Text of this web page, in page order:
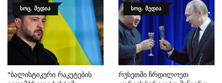
ᲡᲝᲪ. ᲛᲔᲓᲘᲐ
"ბალისტიკური Რაკეტების
ᲡᲝᲪ. ᲛᲔᲓᲘᲐ
Რუსეთში Ჩრდილოეთ